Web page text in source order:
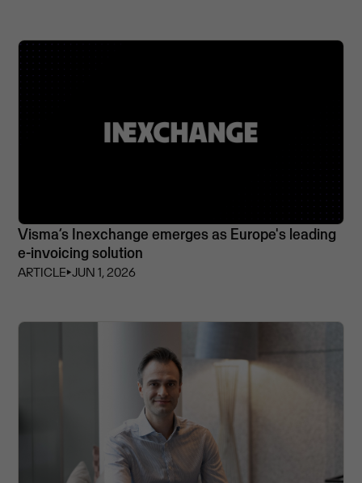
Visma’s Inexchange emerges as Europe's leading
e-invoicing solution
ARTICLE⏵JUN 1, 2026